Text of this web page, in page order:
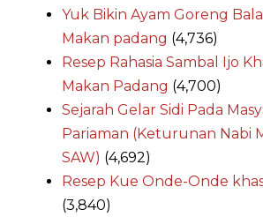
Yuk Bikin Ayam Goreng
Makan padang (4,736)
Resep Rahasia Sambal Ijo
Makan Padang (4,700)
Sejarah Gelar Sidi Pada
Pariaman (Keturunan Nabi
SAW) (4,692)
Resep Kue Onde-Onde
(3,840)